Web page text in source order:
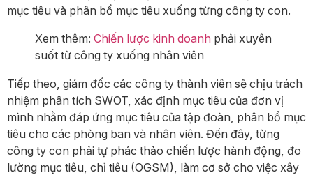
mục tiêu và phân bổ mục tiêu xuống từng công ty con.
Xem thêm: Chiến lược kinh doanh phải xuyên
suốt từ công ty xuống nhân viên
Tiếp theo, giám đốc các công ty thành viên sẽ chịu trách
nhiệm phân tích SWOT, xác định mục tiêu của đơn vị
mình nhằm đáp ứng mục tiêu của tập đoàn, phân bổ mục
tiêu cho các phòng ban và nhân viên. Đến đây, từng
công ty con phải tự phác thảo chiến lược hành động, đo
lường mục tiêu, chỉ tiêu (OGSM), làm cơ sở cho việc xây